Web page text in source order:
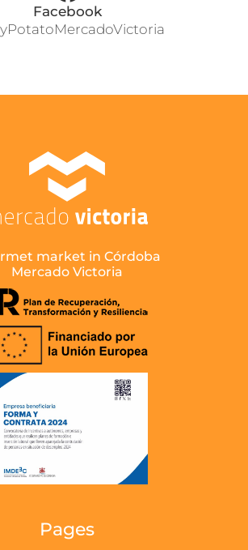
Facebook
market in Córdoba
Mercado Victoria
Pages